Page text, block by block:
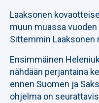
Laaksonen
muun muassa
Sittemmin Laaksonen
Ensimmäinen
nähdään perjantaina
ennen Suomen ja
ohjelma on